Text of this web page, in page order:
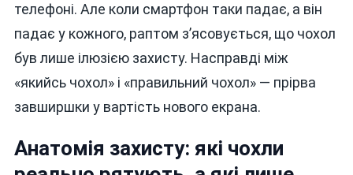
Як
Це
Виправити?
телефоні. Але коли смартфон таки падає, а він
падає у кожного, раптом з’ясовується, що чохол
був лише ілюзією захисту. Насправді між
«якийсь чохол» і «правильний чохол» — прірва
завширшки у вартість нового екрана.
Анатомія захисту: які чохли